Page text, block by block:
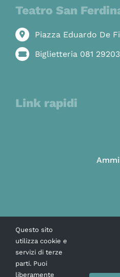
Teatro San
Piazza Eduardo De
Biglietteria 081
Link rapidi
Questo sito
utilizza cookie e
servizi di terze
parti. Puoi
liberamente